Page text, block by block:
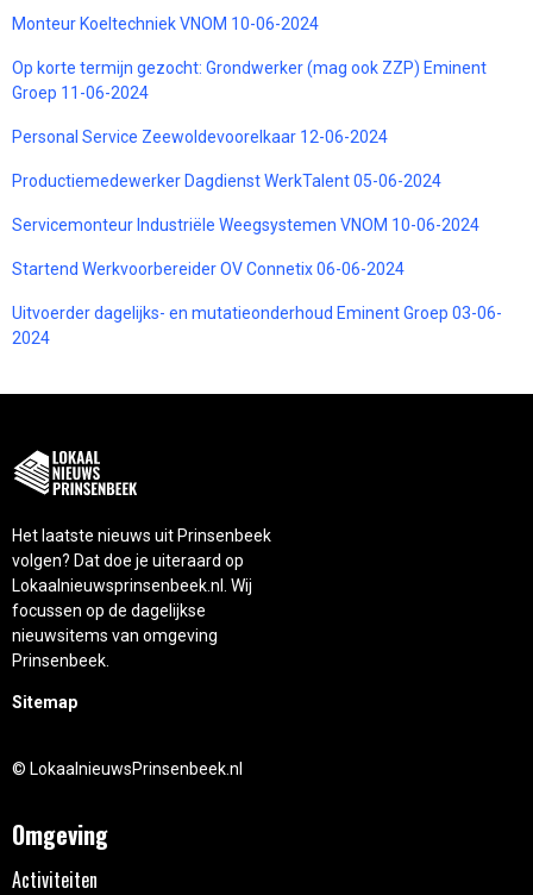
Monteur Koeltechniek VNOM 10-06-2024
Op korte termijn gezocht: Grondwerker (mag ook ZZP) Eminent
Groep 11-06-2024
Personal Service Zeewoldevoorelkaar 12-06-2024
Productiemedewerker Dagdienst WerkTalent 05-06-2024
Servicemonteur Industriële Weegsystemen VNOM 10-06-2024
Startend Werkvoorbereider OV Connetix 06-06-2024
Uitvoerder dagelijks- en mutatieonderhoud Eminent Groep 03-06-
2024
Het laatste nieuws uit Prinsenbeek
volgen? Dat doe je uiteraard op
Lokaalnieuwsprinsenbeek.nl. Wij
focussen op de dagelijkse
nieuwsitems van omgeving
Prinsenbeek.
Sitemap
© LokaalnieuwsPrinsenbeek.nl
Omgeving
Activiteiten